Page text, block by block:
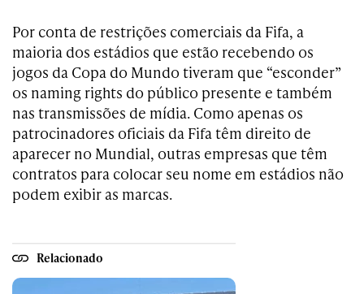
Por conta de restrições comerciais da Fifa, a
maioria dos estádios que estão recebendo os
jogos da Copa do Mundo tiveram que “esconder”
os naming rights do público presente e também
nas transmissões de mídia. Como apenas os
patrocinadores oficiais da Fifa têm direito de
aparecer no Mundial, outras empresas que têm
contratos para colocar seu nome em estádios não
podem exibir as marcas.
Relacionado